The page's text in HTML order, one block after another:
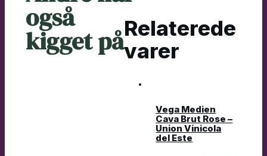
også
kigget påRelaterede
varer
Vega Medien
Cava Brut Rose –
Union Vinicola
del Este